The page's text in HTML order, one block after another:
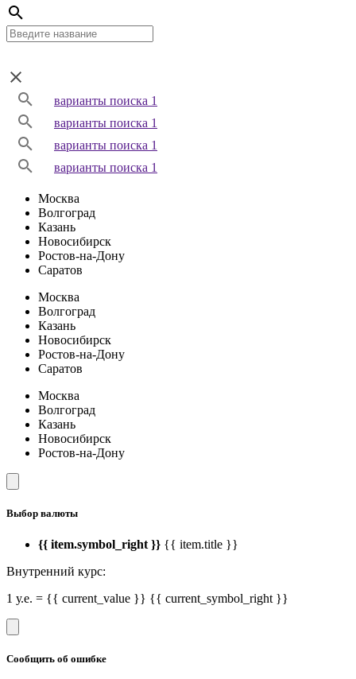
варианты поиска 1
варианты поиска 1
варианты поиска 1
варианты поиска 1
Москва
Волгоград
Казань
Новосибирск
Ростов-на-Дону
Саратов
Москва
Волгоград
Казань
Новосибирск
Ростов-на-Дону
Саратов
Москва
Волгоград
Казань
Новосибирск
Ростов-на-Дону
Выбор валюты
{{ item.symbol_right }} {{ item.title }}
Внутренний курс:
1 у.е. = {{ current_value }} {{ current_symbol_right }}
Сообщить об ошибке